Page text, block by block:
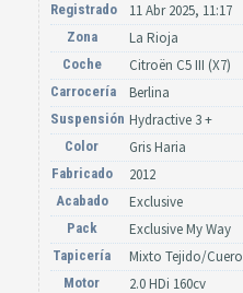
Registrado 11 Abr 2025, 11:17
Zona La Rioja
Coche Citroën C5 III (X7)
Carrocería Berlina
Suspensión Hydractive 3 +
Color Gris Haria
Fabricado 2012
Acabado Exclusive
Pack Exclusive My Way
Tapicería Mixto Tejido/Cuero
Motor 2.0 HDi 160cv